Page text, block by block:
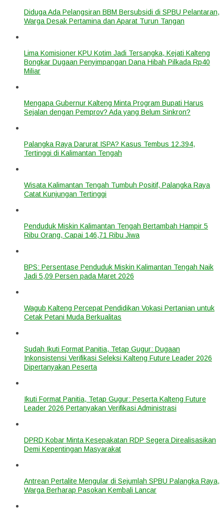
Diduga Ada Pelangsiran BBM Bersubsidi di SPBU Pelantaran,
Warga Desak Pertamina dan Aparat Turun Tangan
Lima Komisioner KPU Kotim Jadi Tersangka, Kejati Kalteng
Bongkar Dugaan Penyimpangan Dana Hibah Pilkada Rp40
Miliar
Mengapa Gubernur Kalteng Minta Program Bupati Harus
Sejalan dengan Pemprov? Ada yang Belum Sinkron?
Palangka Raya Darurat ISPA? Kasus Tembus 12.394,
Tertinggi di Kalimantan Tengah
Wisata Kalimantan Tengah Tumbuh Positif, Palangka Raya
Catat Kunjungan Tertinggi
Penduduk Miskin Kalimantan Tengah Bertambah Hampir 5
Ribu Orang, Capai 146,71 Ribu Jiwa
BPS: Persentase Penduduk Miskin Kalimantan Tengah Naik
Jadi 5,09 Persen pada Maret 2026
Wagub Kalteng Percepat Pendidikan Vokasi Pertanian untuk
Cetak Petani Muda Berkualitas
Sudah Ikuti Format Panitia, Tetap Gugur: Dugaan
Inkonsistensi Verifikasi Seleksi Kalteng Future Leader 2026
Dipertanyakan Peserta
Ikuti Format Panitia, Tetap Gugur: Peserta Kalteng Future
Leader 2026 Pertanyakan Verifikasi Administrasi
DPRD Kobar Minta Kesepakatan RDP Segera Direalisasikan
Demi Kepentingan Masyarakat
Antrean Pertalite Mengular di Sejumlah SPBU Palangka Raya,
Warga Berharap Pasokan Kembali Lancar